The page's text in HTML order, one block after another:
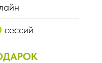
сессий